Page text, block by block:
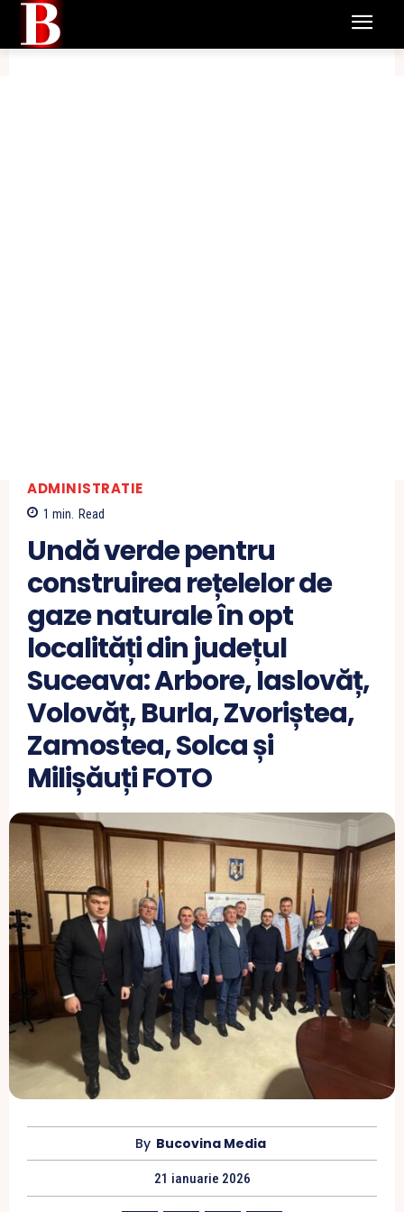
ADMINISTRATIE
1 min. Read
Undă verde pentru
construirea rețelelor de
gaze naturale în opt
localități din județul
Suceava: Arbore, Iaslovăț,
Volovăț, Burla, Zvoriștea,
Zamostea, Solca și
Milișăuți FOTO
By Bucovina Media
21 ianuarie 2026